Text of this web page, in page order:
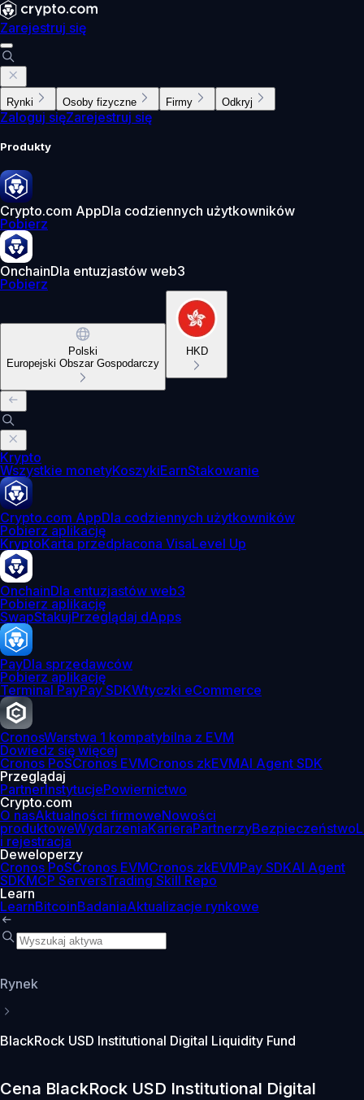
Zarejestruj się
Rynki Osoby fizyczne Firmy Odkryj
Zaloguj sięZarejestruj się
Produkty
Crypto.com AppDla codziennych użytkowników
Pobierz
OnchainDla entuzjastów web3
Pobierz
Polski
Europejski Obszar Gospodarczy
HKD
Krypto
Wszystkie monetyKoszykiEarnStakowanie
Crypto.com AppDla codziennych użytkowników
Pobierz aplikację
KryptoKarta przedpłacona VisaLevel Up
OnchainDla entuzjastów web3
Pobierz aplikację
SwapStakujPrzeglądaj dApps
PayDla sprzedawców
Pobierz aplikację
Terminal PayPay SDKWtyczki eCommerce
CronosWarstwa 1 kompatybilna z EVM
Dowiedz się więcej
Cronos PoSCronos EVMCronos zkEVMAI Agent SDK
Przeglądaj
PartnerInstytucjePowiernictwo
Crypto.com
O nasAktualności firmoweNowości
produktoweWydarzeniaKarieraPartnerzyBezpieczeństwo
i rejestracja
Deweloperzy
Cronos PoSCronos EVMCronos zkEVMPay SDKAI Agent
SDKMCP ServersTrading Skill Repo
Learn
LearnBitcoinBadaniaAktualizacje rynkowe
Rynek
BlackRock USD Institutional Digital Liquidity Fund
Cena BlackRock USD Institutional Digital